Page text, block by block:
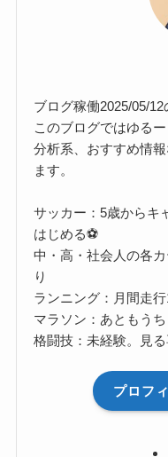
ブログ稼働2025/05/12
このブログではゆる
分析系、おすすめ情
ます。
サッカー：5歳からキ
はじめる⚽
中・高・社会人の各
り
ランニング：月間走
マラソン：あともう
格闘技：未経験。見
プロフ